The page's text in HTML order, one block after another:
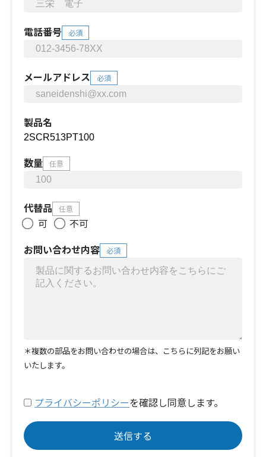
電話番号 必須
メールアドレス 必須
製品名
数量 任意
代替品 任意
可
不可
お問い合わせ内容
必須
＊複数の部品をお問い合わせの場合は、こちらに列記をお願い
いたします。
プライバシーポリシーを確認し同意します。